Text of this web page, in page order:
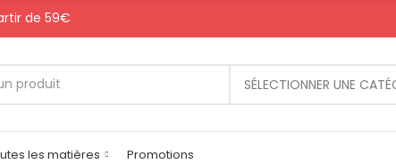
de 59€
SÉLECTIONNER UNE
les matières Promotions